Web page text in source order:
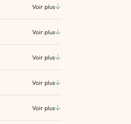
Voir plus
Voir plus
Voir plus
Voir plus
Voir plus